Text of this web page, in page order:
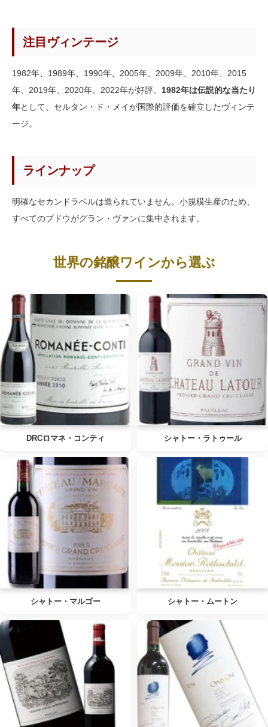
注目ヴィンテージ
1982年、1989年、1990年、2005年、2009年、2010年、2015
年、2019年、2020年、2022年が好評。 1982年は伝説的な当たり
年として、セルタン・ド・メイが国際的評価を確立したヴィンテ
ージ。
ラインナップ
明確なセカンドラベルは造られていません。小規模生産のため、
すべてのブドウがグラン・ヴァンに集中されます。
世界の銘醸ワインから選ぶ
DRCロマネ・コンティ シャトー・ラトゥール
シャトー・マルゴー シャトー・ムートン